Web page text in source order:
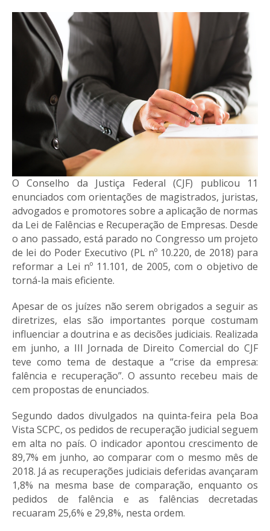
O Conselho da Justiça Federal (CJF) publicou 11
enunciados com orientações de magistrados, juristas,
advogados e promotores sobre a aplicação de normas
da Lei de Falências e Recuperação de Empresas. Desde
o ano passado, está parado no Congresso um projeto
de lei do Poder Executivo (PL nº 10.220, de 2018) para
reformar a Lei nº 11.101, de 2005, com o objetivo de
torná-la mais eficiente.
Apesar de os juízes não serem obrigados a seguir as
diretrizes, elas são importantes porque costumam
influenciar a doutrina e as decisões judiciais. Realizada
em junho, a III Jornada de Direito Comercial do CJF
teve como tema de destaque a “crise da empresa:
falência e recuperação”. O assunto recebeu mais de
cem propostas de enunciados.
Segundo dados divulgados na quinta-feira pela Boa
Vista SCPC, os pedidos de recuperação judicial seguem
em alta no país. O indicador apontou crescimento de
89,7% em junho, ao comparar com o mesmo mês de
2018. Já as recuperações judiciais deferidas avançaram
1,8% na mesma base de comparação, enquanto os
pedidos de falência e as falências decretadas
recuaram 25,6% e 29,8%, nesta ordem.